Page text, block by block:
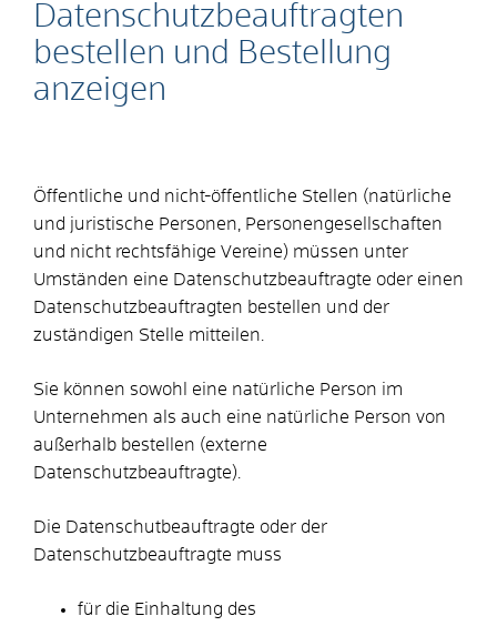
Datenschutzbeauftragten
bestellen und Bestellung
anzeigen
Öffentliche und nicht-öffentliche Stellen (natürliche
und juristische Personen, Personengesellschaften
und nicht rechtsfähige Vereine) müssen unter
Umständen eine Datenschutzbeauftragte oder einen
Datenschutzbeauftragten bestellen und der
zuständigen Stelle mitteilen.
Sie können sowohl eine natürliche Person im
Unternehmen als auch eine natürliche Person von
außerhalb bestellen (externe
Datenschutzbeauftragte).
Die Datenschutbeauftragte oder der
Datenschutzbeauftragte muss
für die Einhaltung des